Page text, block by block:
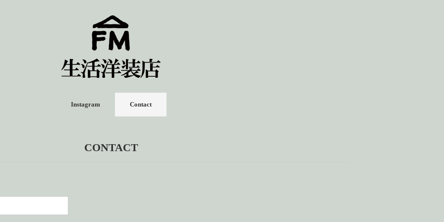
Instagram Contact
CONTACT